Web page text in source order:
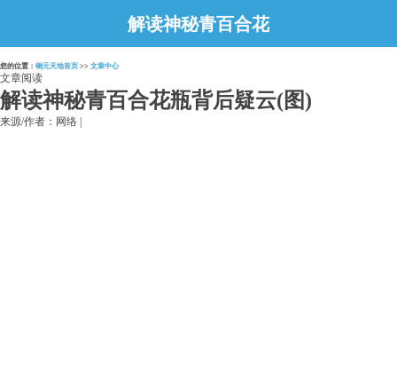
解读神秘青百合花
瓶背后疑云(图)
您的位置： 铜元天地首页 >> 文章中心
文章阅读
解读神秘青百合花瓶背后疑云(图)
来源/作者：网络 |